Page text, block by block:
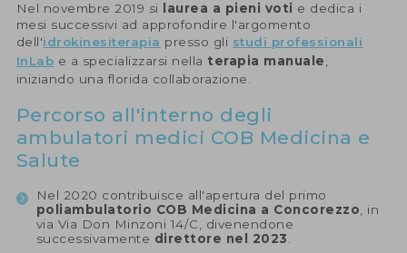
Nel novembre 2019 si laurea a pieni voti e dedica i
mesi successivi ad approfondire l'argomento
dell'idrokinesiterapia presso gli studi professionali
InLab e a specializzarsi nella terapia manuale
iniziando una florida collaborazione.
Percorso all'interno degli
ambulatori medici COB Medicina e
Salute
Nel 2020 contribuisce all'apertura del primo
poliambulatorio COB Medicina a Concorezzo , in
via Via Don Minzoni 14/C, divenendone
successivamente direttore nel 2023